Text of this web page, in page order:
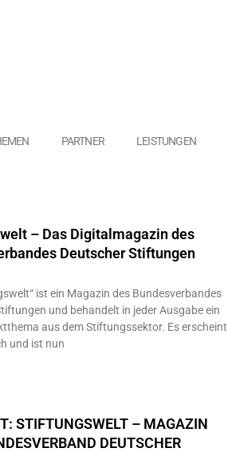
PARTNER LEISTUNGEN
– Das Digitalmagazin des
Deutscher Stiftungen
ist ein Magazin des Bundesverbandes
und behandelt in jeder Ausgabe ein
aus dem Stiftungssektor. Es erscheint
und ist nun
STIFTUNGSWELT – MAGAZIN
DEUTSCHER